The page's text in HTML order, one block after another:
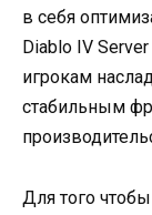
в себя
Diablo IV
игрокам
стабильным
Для того